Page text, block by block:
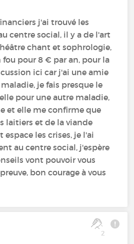
j'ai trouvé les
centre social, il y a de l'art
chant et sophrologie,
pour 8 € par an, pour la
ici car j'ai une amie
je fais presque le
pour une autre maladie,
et elle me confirme que
laitiers et de la viande
espace les crises, je l'ai
au centre social, j'espère
vont pouvoir vous
bon courage à vous
2